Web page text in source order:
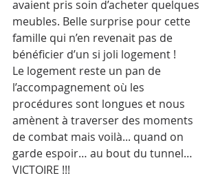
avaient pris soin d’acheter quelques
meubles. Belle surprise pour cette
famille qui n’en revenait pas de
bénéficier d’un si joli logement !
Le logement reste un pan de
l’accompagnement où les
procédures sont longues et nous
amènent à traverser des moments
de combat mais voilà... quand on
garde espoir… au bout du tunnel…
VICTOIRE !!!